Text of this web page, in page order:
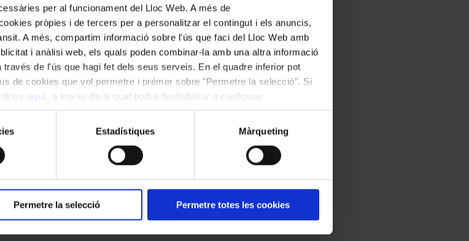
per al funcionament del Lloc Web. A més de
pròpies i de tercers per a personalitzar el contingut i els anuncis,
A més, compartim informació sobre l'ús que faci del Lloc Web amb
i anàlisi web, els quals poden combinar-la amb una altra informació
de l'ús que hagi fet dels seus serveis. En el quadre inferior pot
de cookies que vol permetre i prémer sobre "Permetre la selecció". Si
aquí
, a través de la qual podrà deshabilitar o configurar
Estadístiques Màrqueting
Permetre la selecció Permetre totes les cookies